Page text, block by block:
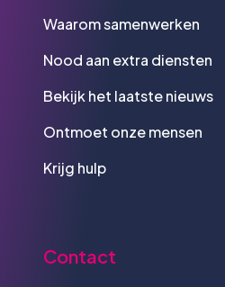
Waarom samenwerken
Nood aan extra diensten
Bekijk het laatste nieuws
Ontmoet onze mensen
Krijg hulp
Contact